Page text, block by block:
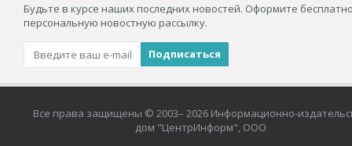
Будьте в курсе наших последних новостей. Оформите
персональную новостную рассылку.
Все права защищены © 2003– 2026 Информационно-
дом "ЦентрИнформ", ООО